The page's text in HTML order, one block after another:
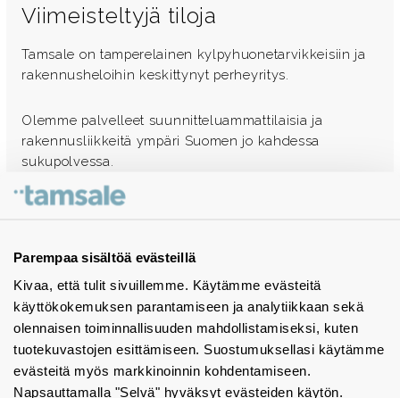
Parempaa sisältöä evästeillä
Kivaa, että tulit sivuillemme. Käytämme evästeitä
käyttökokemuksen parantamiseen ja analytiikkaan sekä
olennaisen toiminnallisuuden mahdollistamiseksi, kuten
tuotekuvastojen esittämiseen. Suostumuksellasi käytämme
evästeitä myös markkinoinnin kohdentamiseen.
Napsauttamalla "Selvä" hyväksyt evästeiden käytön.
Viimeisteltyjä tiloja
Tamsale on tamperelainen kylpyhuonetarvikkeisiin ja
rakennusheloihin keskittynyt perheyritys.
Olemme palvelleet suunnitteluammattilaisia ja
rakennusliikkeitä ympäri Suomen jo kahdessa
sukupolvessa.
Ota yhteyttä - autamme mielellämme
Tuotekuvastot
Instagram
BIM-objektit
Yhteystiedot